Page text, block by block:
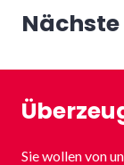
Sie wollen von